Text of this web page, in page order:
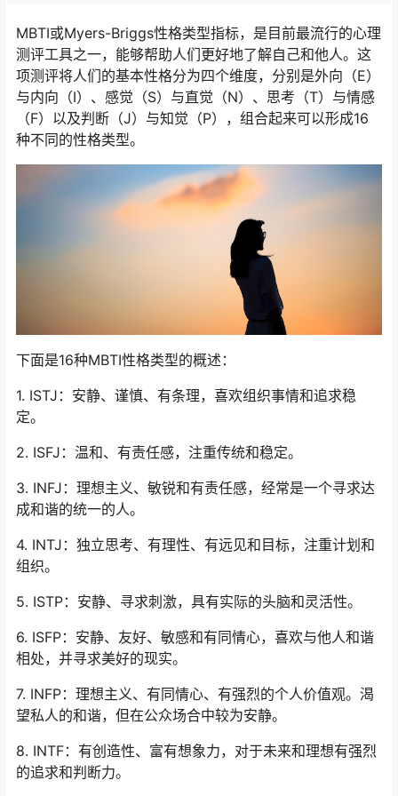
MBTI或Myers-Briggs性格类型指标，是目前最流行的心理
测评工具之一，能够帮助人们更好地了解自己和他人。这
项测评将人们的基本性格分为四个维度，分别是外向（E）
与内向（I）、感觉（S）与直觉（N）、思考（T）与情感
（F）以及判断（J）与知觉（P），组合起来可以形成16
种不同的性格类型。
下面是16种MBTI性格类型的概述：
1. ISTJ：安静、谨慎、有条理，喜欢组织事情和追求稳
定。
2. ISFJ：温和、有责任感，注重传统和稳定。
3. INFJ：理想主义、敏锐和有责任感，经常是一个寻求达
成和谐的统一的人。
4. INTJ：独立思考、有理性、有远见和目标，注重计划和
组织。
5. ISTP：安静、寻求刺激，具有实际的头脑和灵活性。
6. ISFP：安静、友好、敏感和有同情心，喜欢与他人和谐
相处，并寻求美好的现实。
7. INFP：理想主义、有同情心、有强烈的个人价值观。渴
望私人的和谐，但在公众场合中较为安静。
8. INTF：有创造性、富有想象力，对于未来和理想有强烈
的追求和判断力。